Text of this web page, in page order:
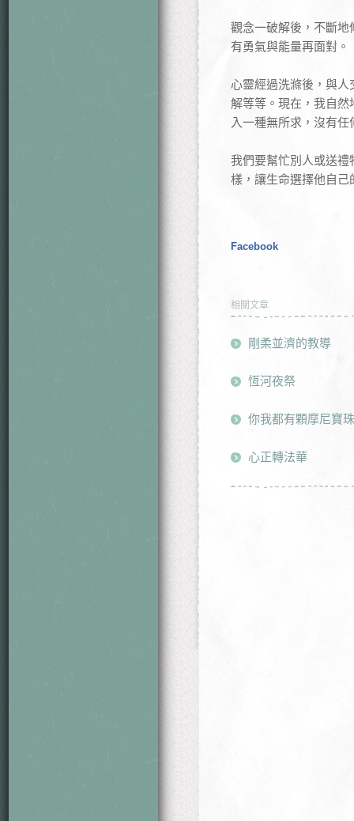
觀念一破解後，不斷
有勇氣與能量再面對。
心靈經過洗滌後，與
解等等。現在，我自
入一種無所求，沒有
我們要幫忙別人或送
樣，讓生命選擇他自
Facebook
相關文章
剛柔並濟的教導
恆河夜祭
你我都有顆摩尼寶珠
心正轉法華